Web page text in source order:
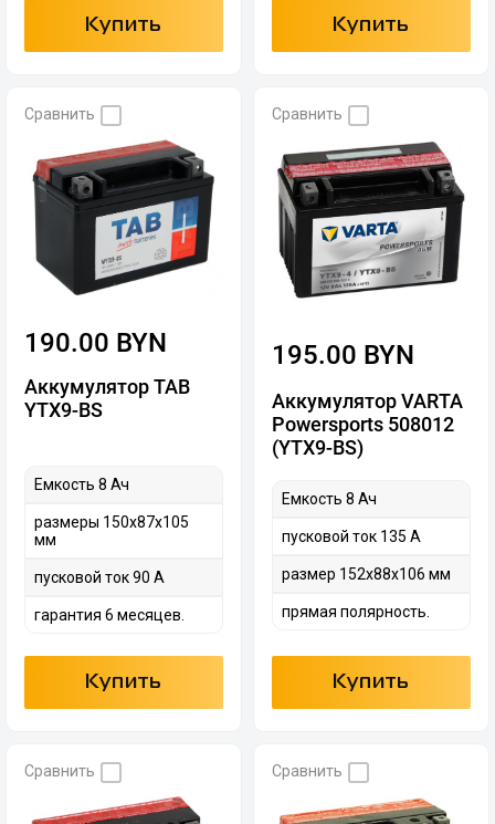
Купить Купить
Сравнить
190.00 BYN
Аккумулятор TAB
YTX9-BS
Емкость 8 Ач
размеры 150х87х105
мм
пусковой ток 90 А
гарантия 6 месяцев.
Купить
Сравнить
195.00 BYN
Аккумулятор VARTA
Powersports 508012
(YTX9-BS)
Емкость 8 Ач
пусковой ток 135 А
размер 152х88х106 мм
прямая полярность.
Купить
Сравнить Сравнить